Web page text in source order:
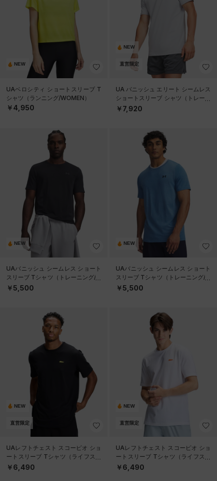
NEW
UAベロシティ ショートスリーブ T
シャツ（ランニング/WOMEN）
￥4,950
NEW
直営限定
UA バニッシュ エリート シームレス
ショートスリーブ シャツ（トレーニ
ング/MEN）
￥7,920
NEW
UAバニッシュ シームレス ショート
スリーブ Tシャツ（トレーニング/M
EN）
￥5,500
NEW
UAバニッシュ シームレス ショート
スリーブ Tシャツ（トレーニング/M
EN）
￥5,500
NEW
直営限定
UAレフトチェスト スコーピオ ショ
ートスリーブ Tシャツ（ライフスタ
イル/MEN）
￥6,490
NEW
直営限定
UAレフトチェスト スコーピオ ショ
ートスリーブ Tシャツ（ライフスタ
イル/MEN）
￥6,490